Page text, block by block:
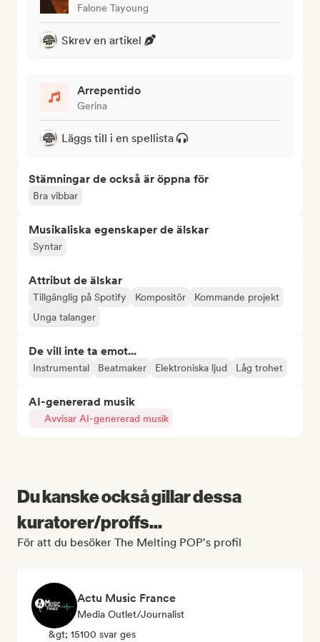
Falone Tayoung
Skrev en artikel
Arrepentido
Gerina
Läggs till i en spellista
Stämningar de också är öppna för
Bra vibbar
Musikaliska egenskaper de älskar
Syntar
Attribut de älskar
Tillgänglig på Spotify Kompositör
Kommande projekt
Unga talanger
De vill inte ta emot...
Instrumental Beatmaker Elektroniska ljud Låg trohet
AI-genererad musik
Avvisar AI-genererad musik
Du kanske också gillar dessa
kuratorer/proffs...
För att du besöker The Melting POP's profil
Actu Music France
Media Outlet/Journalist
&gt; 15100 svar ges